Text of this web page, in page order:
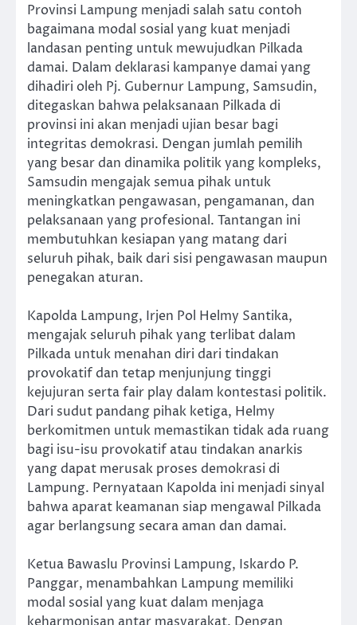
Provinsi Lampung menjadi salah satu contoh
bagaimana modal sosial yang kuat menjadi
landasan penting untuk mewujudkan Pilkada
damai. Dalam deklarasi kampanye damai yang
dihadiri oleh Pj. Gubernur Lampung, Samsudin,
ditegaskan bahwa pelaksanaan Pilkada di
provinsi ini akan menjadi ujian besar bagi
integritas demokrasi. Dengan jumlah pemilih
yang besar dan dinamika politik yang kompleks,
Samsudin mengajak semua pihak untuk
meningkatkan pengawasan, pengamanan, dan
pelaksanaan yang profesional. Tantangan ini
membutuhkan kesiapan yang matang dari
seluruh pihak, baik dari sisi pengawasan maupun
penegakan aturan.
Kapolda Lampung, Irjen Pol Helmy Santika,
mengajak seluruh pihak yang terlibat dalam
Pilkada untuk menahan diri dari tindakan
provokatif dan tetap menjunjung tinggi
kejujuran serta fair play dalam kontestasi politik.
Dari sudut pandang pihak ketiga, Helmy
berkomitmen untuk memastikan tidak ada ruang
bagi isu-isu provokatif atau tindakan anarkis
yang dapat merusak proses demokrasi di
Lampung. Pernyataan Kapolda ini menjadi sinyal
bahwa aparat keamanan siap mengawal Pilkada
agar berlangsung secara aman dan damai.
Ketua Bawaslu Provinsi Lampung, Iskardo P.
Panggar, menambahkan Lampung memiliki
modal sosial yang kuat dalam menjaga